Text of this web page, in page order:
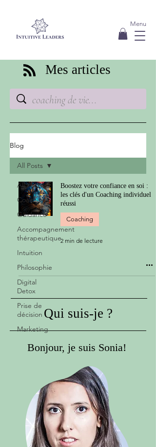
Menu
Mes articles
Blog
All Posts
Coaching
Guidance
Accompagnement
thérapeutique
Intuition
Philosophie
Digital
Detox
Prise de
décision
Marketing
All Posts
Boostez votre confiance en soi :
les clés d'un Coaching individuel
réussi
Coaching
2 min de lecture
Qui suis-je ?
Bonjour, je suis Sonia!